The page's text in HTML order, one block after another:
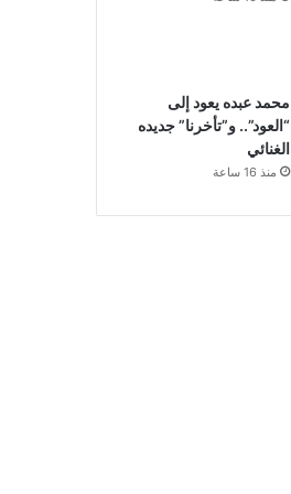
محمد عبده يعود إلى
“العود”.. و”تأخرنا” جديده
الغنائي
منذ 16 ساعة